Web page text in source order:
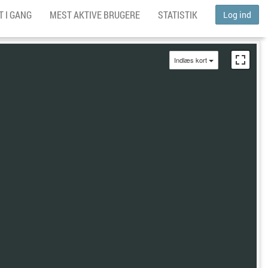
Log ind
I GANG MEST AKTIVE BRUGERE STATISTIK
Indlæs kort